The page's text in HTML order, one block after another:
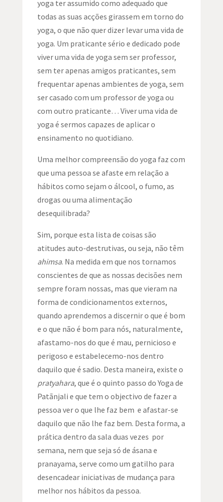
yoga ter assumido como adequado que
todas as suas acções girassem em torno do
yoga, o que não quer dizer levar uma vida de
yoga. Um praticante sério e dedicado pode
viver uma vida de yoga sem ser professor,
sem ter apenas amigos praticantes, sem
frequentar apenas ambientes de yoga, sem
ser casado com um professor de yoga ou
com outro praticante… Viver uma vida de
yoga é sermos capazes de aplicar o
ensinamento no quotidiano.
Uma melhor compreensão do yoga faz com
que uma pessoa se afaste em relação a
hábitos como sejam o álcool, o fumo, as
drogas ou uma alimentação
desequilibrada?
Sim, porque esta lista de coisas são
atitudes auto-destrutivas, ou seja, não têm
ahimsa. Na medida em que nos tornamos
conscientes de que as nossas decisões nem
sempre foram nossas, mas que vieram na
forma de condicionamentos externos,
quando aprendemos a discernir o que é bom
e o que não é bom para nós, naturalmente,
afastamo-nos do que é mau, pernicioso e
perigoso e estabelecemo-nos dentro
daquilo que é sadio. Desta maneira, existe o
pratyahara, que é o quinto passo do Yoga de
Patãnjali e que tem o objectivo de fazer a
pessoa ver o que lhe faz bem e afastar-se
daquilo que não lhe faz bem. Desta forma, a
prática dentro da sala duas vezes por
semana, nem que seja só de ásana e
pranayama, serve como um gatilho para
desencadear iniciativas de mudança para
melhor nos hábitos da pessoa.